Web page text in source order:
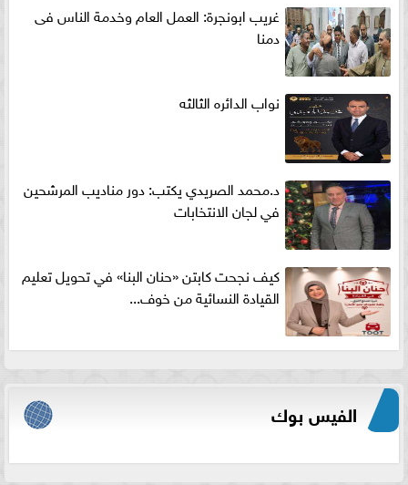
غريب ابونجرة: العمل العام وخدمة الناس فى
دمنا
نواب الدائره الثالثه
د.محمد الصريدي يكتب: دور مناديب المرشحين
في لجان الانتخابات
كيف نجحت كابتن «حنان البنا» في تحويل تعليم
القيادة النسائية من خوف...
الفيس بوك